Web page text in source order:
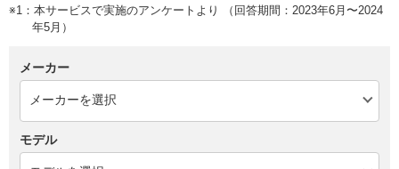
※1：本サービスで実施のアンケートより （回答期間：2023年6月〜2024
年5月）
メーカー
モデル